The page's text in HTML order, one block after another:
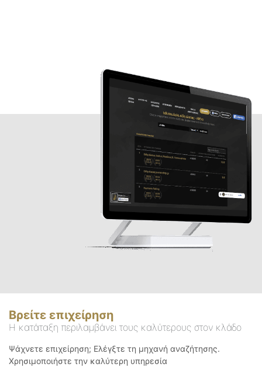
Βρείτε επιχείρηση
Η κατάταξη περιλαμβάνει τους καλύτερους στον κλάδο
Ψάχνετε επιχείρηση; Ελέγξτε τη μηχανή αναζήτησης.
Χρησιμοποιήστε την καλύτερη υπηρεσία